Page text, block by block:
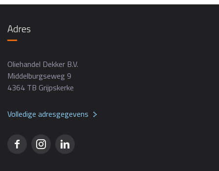
Adres
Oliehandel Dekker B.V.
Middelburgseweg 9
4364 TB Grijpskerke
Volledige adresgegevens